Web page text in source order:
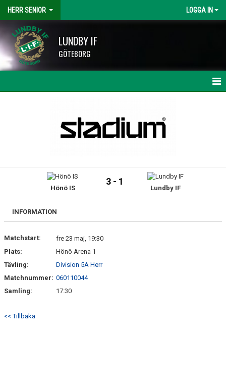
HERR SENIOR LOGGA IN
LUNDBY IF
GÖTEBORG
BILDGALLERI
KONTAKT
Hönö IS
3 - 1
Lundby IF
INFORMATION
Matchstart:
fre 23 maj, 19:30
Plats:
Hönö Arena 1
Tävling:
Division 5A Herr
Matchnummer: 060110044
Samling:
17:30
<< Tillbaka